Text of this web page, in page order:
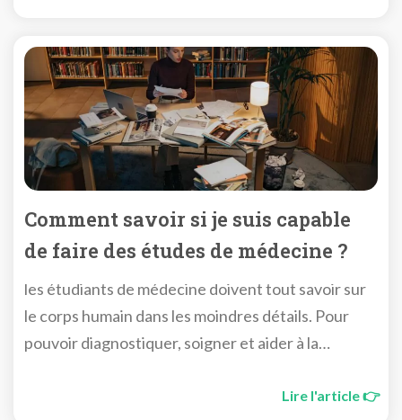
Comment savoir si je suis capable
de faire des études de médecine ?
les étudiants de médecine doivent tout savoir sur
le corps humain dans les moindres détails. Pour
pouvoir diagnostiquer, soigner et aider à la
fond, est ce que c’est si dur que ça de devenir
Lire l'article 👉